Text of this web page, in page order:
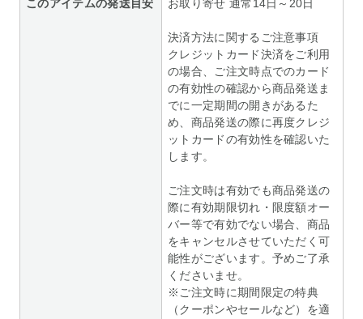
このアイテムの発送目安 お取り寄せ 通常14日～20日
決済方法に関するご注意事項
クレジットカード決済をご利用
の場合、ご注文時点でのカード
の有効性の確認から商品発送ま
でに一定期間の開きがあるた
め、商品発送の際に再度クレジ
ットカードの有効性を確認いた
します。
ご注文時は有効でも商品発送の
際に有効期限切れ・限度額オー
バー等で有効でない場合、商品
をキャンセルさせていただく可
能性がございます。予めご了承
くださいませ。
※ご注文時に期間限定の特典
（クーポンやセールなど）を適